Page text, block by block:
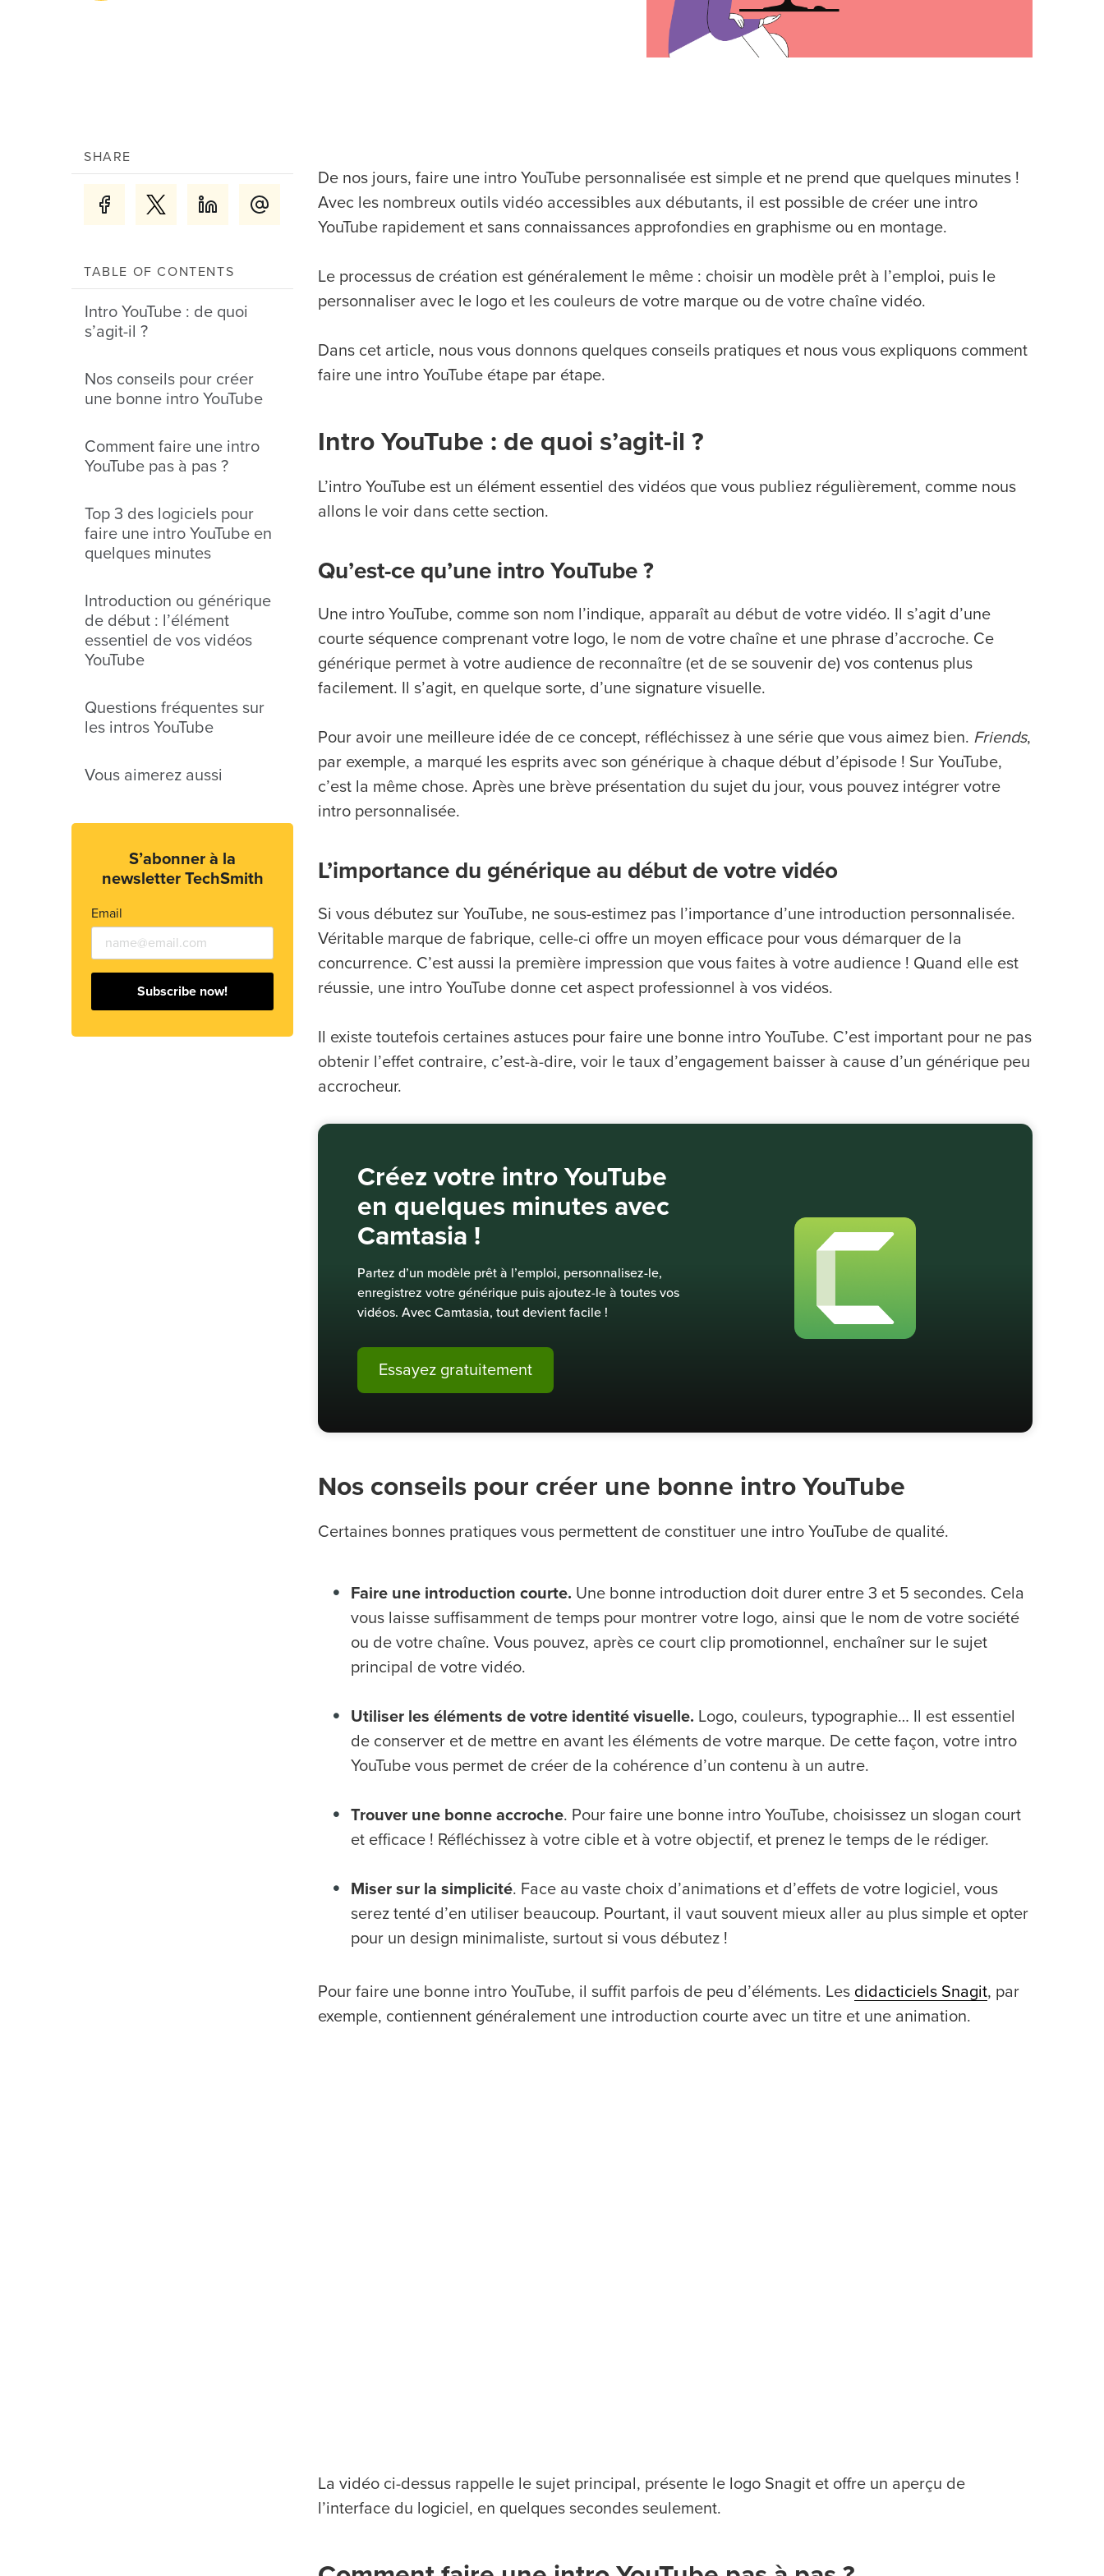
SHARE
TABLE OF CONTENTS
Intro YouTube : de quoi
s’agit-il ?
Nos conseils pour créer
une bonne intro YouTube
Comment faire une intro
YouTube pas à pas ?
Top 3 des logiciels pour
faire une intro YouTube en
quelques minutes
Introduction ou générique
de début : l’élément
essentiel de vos vidéos
YouTube
Questions fréquentes sur
les intros YouTube
Vous aimerez aussi
S’abonner à la
newsletter TechSmith
Email
Subscribe now!
De nos jours, faire une intro YouTube personnalisée est simple et ne prend que quelques minutes !
Avec les nombreux outils vidéo accessibles aux débutants, il est possible de créer une intro
YouTube rapidement et sans connaissances approfondies en graphisme ou en montage.
Le processus de création est généralement le même : choisir un modèle prêt à l’emploi, puis le
personnaliser avec le logo et les couleurs de votre marque ou de votre chaîne vidéo.
Dans cet article, nous vous donnons quelques conseils pratiques et nous vous expliquons comment
faire une intro YouTube étape par étape.
Intro YouTube : de quoi s’agit-il ?
L’intro YouTube est un élément essentiel des vidéos que vous publiez régulièrement, comme nous
allons le voir dans cette section.
Qu’est-ce qu’une intro YouTube ?
Une intro YouTube, comme son nom l’indique, apparaît au début de votre vidéo. Il s’agit d’une
courte séquence comprenant votre logo, le nom de votre chaîne et une phrase d’accroche. Ce
générique permet à votre audience de reconnaître (et de se souvenir de) vos contenus plus
facilement. Il s’agit, en quelque sorte, d’une signature visuelle.
Pour avoir une meilleure idée de ce concept, réfléchissez à une série que vous aimez bien. Friends,
par exemple, a marqué les esprits avec son générique à chaque début d’épisode ! Sur YouTube,
c’est la même chose. Après une brève présentation du sujet du jour, vous pouvez intégrer votre
intro personnalisée.
L’importance du générique au début de votre vidéo
Si vous débutez sur YouTube, ne sous-estimez pas l’importance d’une introduction personnalisée.
Véritable marque de fabrique, celle-ci offre un moyen efficace pour vous démarquer de la
concurrence. C’est aussi la première impression que vous faites à votre audience ! Quand elle est
réussie, une intro YouTube donne cet aspect professionnel à vos vidéos.
Il existe toutefois certaines astuces pour faire une bonne intro YouTube. C’est important pour ne pas
obtenir l’effet contraire, c’est-à-dire, voir le taux d’engagement baisser à cause d’un générique peu
accrocheur.
Créez votre intro YouTube
en quelques minutes avec
Camtasia !
Partez d’un modèle prêt à l’emploi, personnalisez-le,
enregistrez votre générique puis ajoutez-le à toutes vos
vidéos. Avec Camtasia, tout devient facile !
Essayez gratuitement
Nos conseils pour créer une bonne intro YouTube
Certaines bonnes pratiques vous permettent de constituer une intro YouTube de qualité.
Faire une introduction courte. Une bonne introduction doit durer entre 3 et 5 secondes. Cela
vous laisse suffisamment de temps pour montrer votre logo, ainsi que le nom de votre société
ou de votre chaîne. Vous pouvez, après ce court clip promotionnel, enchaîner sur le sujet
principal de votre vidéo.
Utiliser les éléments de votre identité visuelle. Logo, couleurs, typographie… Il est essentiel
de conserver et de mettre en avant les éléments de votre marque. De cette façon, votre intro
YouTube vous permet de créer de la cohérence d’un contenu à un autre.
Trouver une bonne accroche. Pour faire une bonne intro YouTube, choisissez un slogan court
et efficace ! Réfléchissez à votre cible et à votre objectif, et prenez le temps de le rédiger.
Miser sur la simplicité. Face au vaste choix d’animations et d’effets de votre logiciel, vous
serez tenté d’en utiliser beaucoup. Pourtant, il vaut souvent mieux aller au plus simple et opter
pour un design minimaliste, surtout si vous débutez !
Pour faire une bonne intro YouTube, il suffit parfois de peu d’éléments. Les didacticiels Snagit, par
exemple, contiennent généralement une introduction courte avec un titre et une animation.
La vidéo ci-dessus rappelle le sujet principal, présente le logo Snagit et offre un aperçu de
l’interface du logiciel, en quelques secondes seulement.